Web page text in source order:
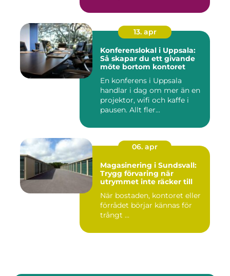
13. apr
Konferenslokal i Uppsala:
Så skapar du ett givande
möte bortom kontoret
En konferens i Uppsala
handlar i dag om mer än en
projektor, wifi och kaffe i
pausen. Allt fler...
06. apr
Magasinering i Sundsvall:
Trygg förvaring när
utrymmet inte räcker till
När bostaden, kontoret eller
förrådet börjar kännas för
trångt ...